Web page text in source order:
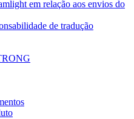
em relação aos envios do
de tradução